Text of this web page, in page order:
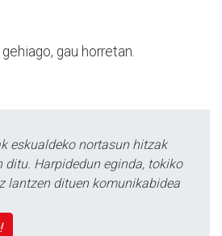
gau horretan.
eskualdeko nortasun hitzak
ditu. Harpidedun eginda, tokiko
lantzen dituen komunikabidea